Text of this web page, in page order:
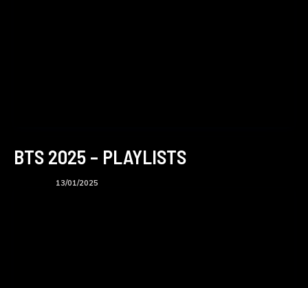
BTS 2025 – PLAYLISTS
13/01/2025